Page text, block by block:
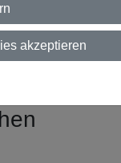
akzeptieren